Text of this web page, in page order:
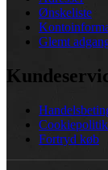
Ønskeliste
Glemt
Fortryd køb